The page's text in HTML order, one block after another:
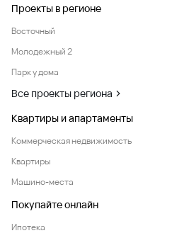
Проекты в регионе
Восточный
Молодежный 2
Парк у дома
Все проекты региона
Квартиры и апартаменты
Коммерческая недвижимость
Квартиры
Машино-места
Покупайте онлайн
Ипотека